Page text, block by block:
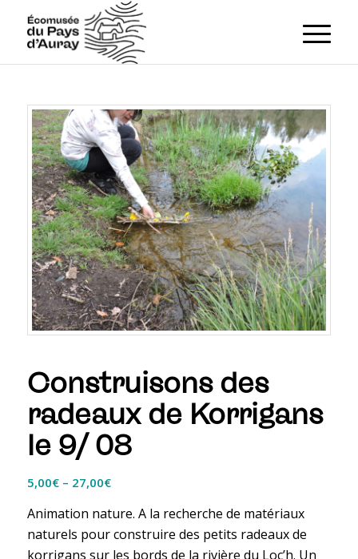
Construisons des
radeaux de Korrigans
le 9/ 08
5,00€– 27,00€
Animation nature. A la recherche de matériaux
naturels pour construire des petits radeaux de
korrigans sur les bords de la rivière du Loc’h. Un